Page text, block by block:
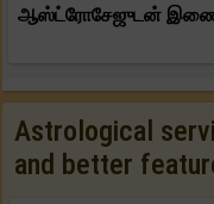
ஆஸ்ட்ரோசேஜுடன்
Astrological
and better